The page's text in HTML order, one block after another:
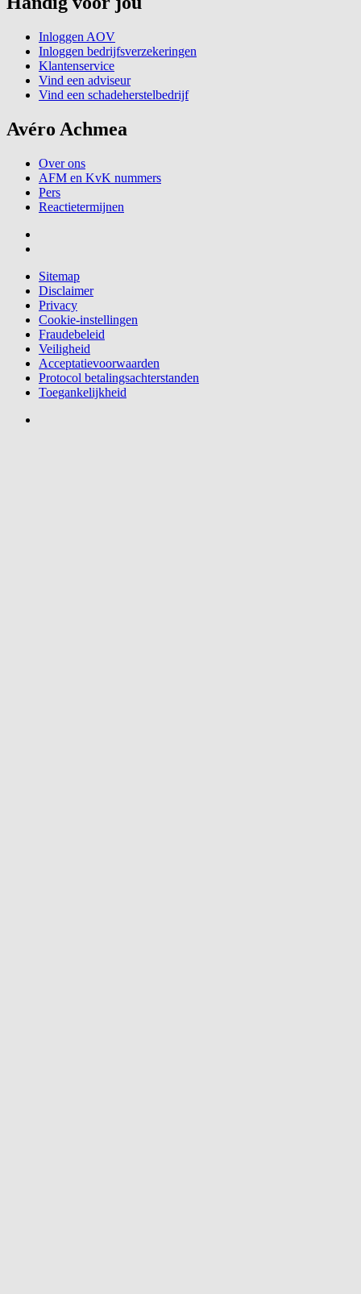
Inloggen AOV
Inloggen bedrijfsverzekeringen
Klantenservice
Vind een adviseur
Vind een schadeherstelbedrijf
Avéro Achmea
Over ons
AFM en KvK nummers
Pers
Reactietermijnen
Sitemap
Disclaimer
Privacy
Cookie-instellingen
Fraudebeleid
Veiligheid
Acceptatievoorwaarden
Protocol betalingsachterstanden
Toegankelijkheid